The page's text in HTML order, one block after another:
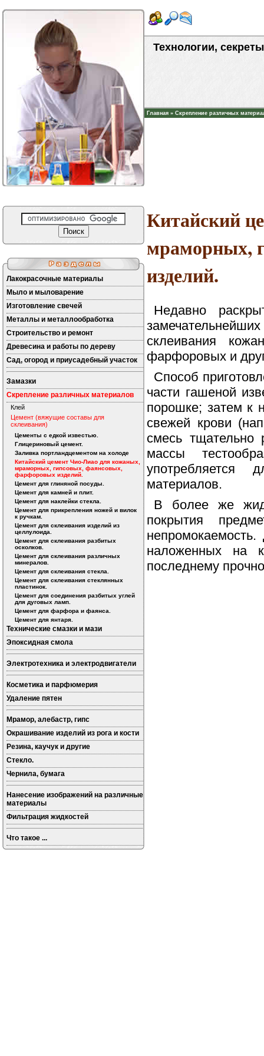
Технологии,
Главная » Скрепление различных
Лакокрасочные материалы
Мыло и мыловарение
Изготовление свечей
Металлы и металлообработка
Строительство и ремонт
Древесина и работы по дереву
Сад, огород и приусадебный участок
Замазки
Скрепление различных материалов
Клей
Цемент (вяжущие составы для
склеивания)
Цементы с едкой известью.
Глицериновый цемент.
Заливка портландцементом на холоде
Китайский цемент Чио-Лиао для кожаных,
мраморных, гипсовых, фаянсовых,
фарфоровых изделий.
Цемент для глиняной посуды.
Цемент для камней и плит.
Цемент для наклейки стекла.
Цемент для прикрепления ножей и вилок
к ручкам.
Цемент для склеивания изделий из
целлулоида.
Цемент для склеивания разбитых
осколков.
Цемент для склеивания различных
минералов.
Цемент для склеивания стекла.
Цемент для склеивания стеклянных
пластинок.
Цемент для соединения разбитых углей
для дуговых ламп.
Цемент для фарфора и фаянса.
Цемент для янтаря.
Технические смазки и мази
Эпоксидная смола
Электротехника и электродвигатели
Косметика и парфюмерия
Удаление пятен
Мрамор, алебастр, гипс
Окрашивание изделий из рога и кости
Резина, каучук и другие
Стекло.
Чернила, бумага
Нанесение изображений на различные
материалы
Фильтрация жидкостей
Что такое ...
Китайский
мраморных,
изделий.
Недавно
склеивания
фарфоровых и
Способ
части гашеной
порошке; затем к
свежей крови
смесь тщательно
массы
употребляется
материалов.
В более же
покрытия
непромокаемость.
наложенных на
последнему